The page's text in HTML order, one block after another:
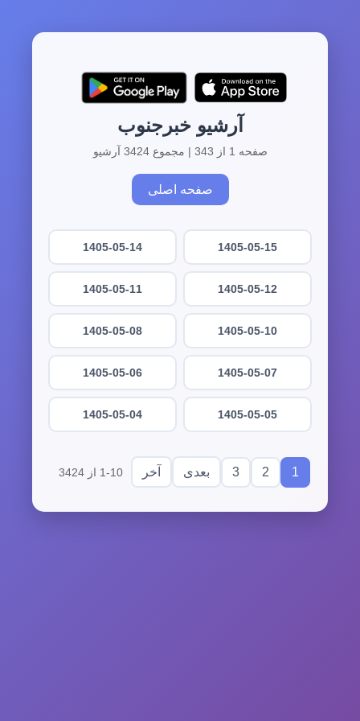
آرشیو خبرجنوب
صفحه 1 از 343 | مجموع 3424 آرشیو
صفحه اصلی
1405-05-15
1405-05-14
1405-05-12
1405-05-11
1405-05-10
1405-05-08
1405-05-07
1405-05-06
1405-05-05
1405-05-04
1
2
3 بعدی آخر 1-10 از 3424